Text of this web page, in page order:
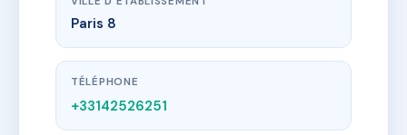
Paris 8
TÉLÉPHONE
+33142526251